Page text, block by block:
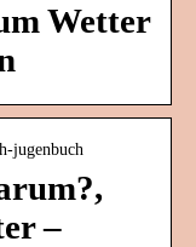
Wetter
jugenbuch
–